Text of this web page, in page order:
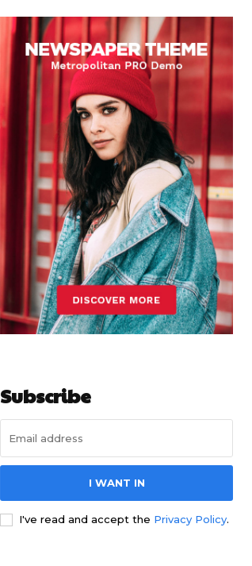
Subscribe
I WANT IN
I've read and accept the Privacy Policy.